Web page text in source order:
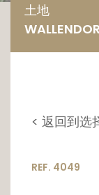
土地
< 返回到选
REF. 4049